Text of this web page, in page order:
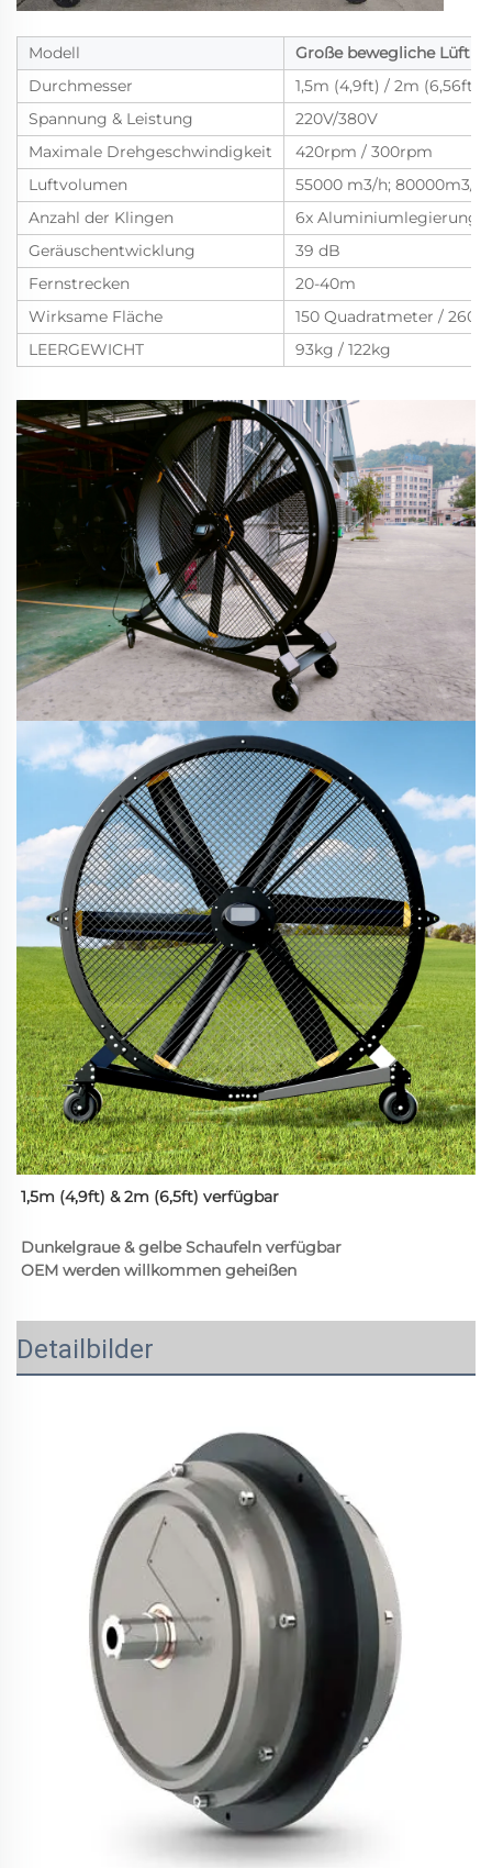
Modell
Große bewegliche
Durchmesser
1,5m (4,9ft) / 2m (6,56ft)
Spannung & Leistung
220V/380V
Maximale Drehgeschwindigkeit
420rpm / 300rpm
Luftvolumen
55000 m3/h; 80000m3/h
Anzahl der Klingen
6x
Geräuschentwicklung
39 dB
Fernstrecken
20-40m
Wirksame Fläche
150 Quadratmeter / 260
LEERGEWICHT
93kg / 122kg
1,5m (4,9ft) & 2m (6,5ft) verfügbar
Dunkelgraue & gelbe Schaufeln verfügbar
OEM werden willkommen geheißen
Detailbilder